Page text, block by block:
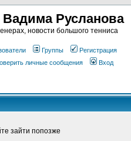
Русланова
новости большого тенниса
Группы
Регистрация
личные сообщения Вход
зайти попозже